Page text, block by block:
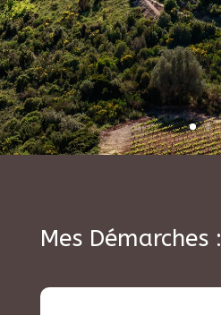
Mes Démarches :